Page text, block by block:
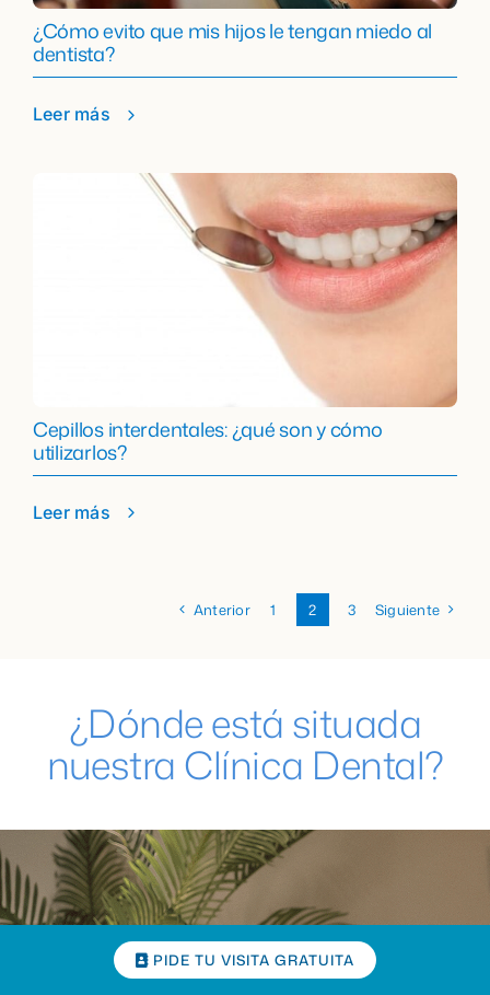
PIDE TU VISITA GRATUITA
¿Cómo evito que mis hijos le tengan miedo al
dentista?
Leer más
Cepillos interdentales: ¿qué son y cómo
utilizarlos?
Leer más
Anterior 1 2 3 Siguiente
¿Dónde está situada
nuestra Clínica Dental?
Llámanos